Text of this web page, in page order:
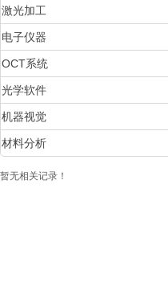
激光加工
电子仪器
OCT系统
光学软件
机器视觉
材料分析
暂无相关记录！